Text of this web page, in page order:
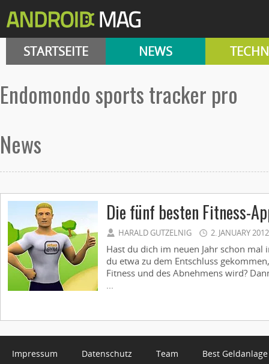
STARTSEITE NEWS
endomondo sports tracker pro
News
Die fünf besten Fitness-
HARALD GUTZELNIG 2. JANUARY 2012
Hast du dich im neuen Jahr schon mal
du etwa zu dem Entschluss
Fitness und des Abnehmens wird?
...
Impressum Datenschutz Team Best Geldanlage